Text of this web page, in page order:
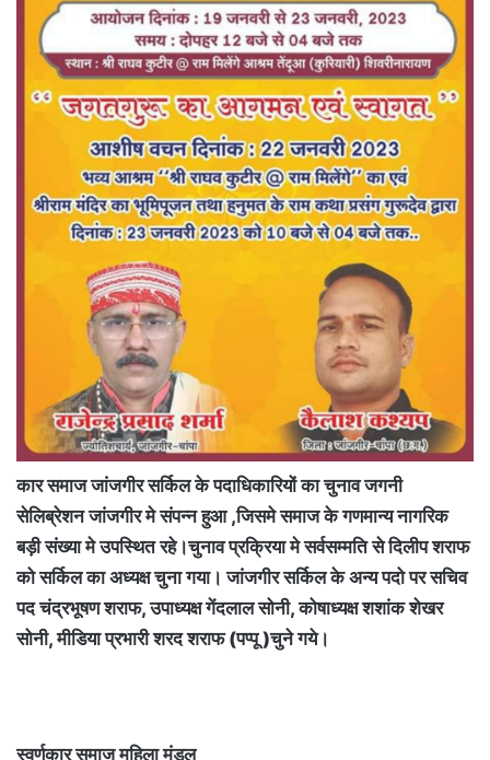
कार समाज जांजगीर सर्किल के पदाधिकारियों का चुनाव जगनी
सेलिब्रेशन जांजगीर मे संपन्न हुआ ,जिसमे समाज के गणमान्य नागरिक
बड़ी संख्या मे उपस्थित रहे।चुनाव प्रक्रिया मे सर्वसम्मति से दिलीप शराफ
को सर्किल का अध्यक्ष चुना गया। जांजगीर सर्किल के अन्य पदो पर सचिव
पद चंद्रभूषण शराफ, उपाध्यक्ष गेंदलाल सोनी, कोषाध्यक्ष शशांक शेखर
सोनी, मीडिया प्रभारी शरद शराफ (पप्पू )चुने गये।
स्वर्णकार समाज महिला मंडल